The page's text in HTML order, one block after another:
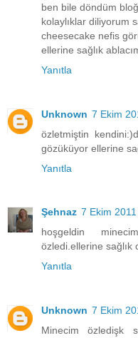
ben bile döndüm
kolaylıklar diliyorum
cheesecake nefis
ellerine sağlık
Yanıtla
Unknown 7 Ekim
özletmiştin
gözüküyor ellerine
Yanıtla
Şehnaz 7 Ekim
hoşgeldin
özledi.ellerine sağlık
Yanıtla
Unknown 7 Ekim
Minecim özledişk